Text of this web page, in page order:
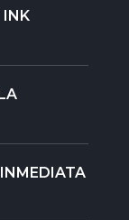
INK